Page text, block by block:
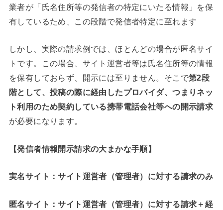
業者が「氏名住所等の発信者の特定にいたる情報」を保
有しているため、この段階で発信者特定に至れます
しかし、実際の請求例では、ほとんどの場合が匿名サイ
トです。この場合、サイト運営者等は氏名住所等の情報
を保有しておらず、開示には至りません。そこで第2段
階として、投稿の際に経由したプロバイダ、つまりネッ
ト利用のため契約している携帯電話会社等への開示請求
が必要になります。
【発信者情報開示請求の大まかな手順】
実名サイト：サイト運営者（管理者）に対する請求のみ
匿名サイト：サイト運営者（管理者）に対する請求＋経